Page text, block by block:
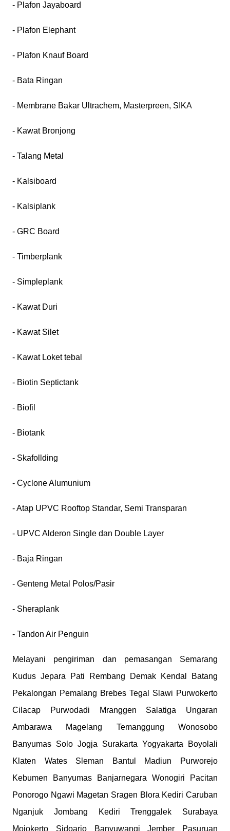
- Plafon Jayaboard
- Plafon Elephant
- Plafon Knauf Board
- Bata Ringan
- Membrane Bakar Ultrachem, Masterpreen, SIKA
- Kawat Bronjong
- Talang Metal
- Kalsiboard
- Kalsiplank
- GRC Board
- Timberplank
- Simpleplank
- Kawat Duri
- Kawat Silet
- Kawat Loket tebal
- Biotin Septictank
- Biofil
- Biotank
- Skafollding
- Cyclone Alumunium
- Atap UPVC Rooftop Standar, Semi Transparan
- UPVC Alderon Single dan Double Layer
- Baja Ringan
- Genteng Metal Polos/Pasir
- Sheraplank
- Tandon Air Penguin
Melayani pengiriman dan pemasangan Semarang
Kudus Jepara Pati Rembang Demak Kendal Batang
Pekalongan Pemalang Brebes Tegal Slawi Purwokerto
Cilacap Purwodadi Mranggen Salatiga Ungaran
Ambarawa Magelang Temanggung Wonosobo
Banyumas Solo Jogja Surakarta Yogyakarta Boyolali
Klaten Wates Sleman Bantul Madiun Purworejo
Kebumen Banyumas Banjarnegara Wonogiri Pacitan
Ponorogo Ngawi Magetan Sragen Blora Kediri Caruban
Nganjuk Jombang Kediri Trenggalek Surabaya
Mojokerto Sidoarjo Banyuwangi Jember Pasuruan